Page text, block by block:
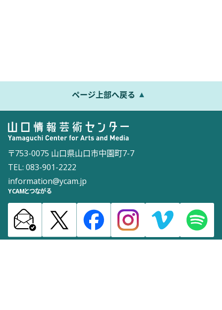
ページ上部へ戻る
〒753-0075 山口県山口市中園町7-7
TEL: 083-901-2222
information@ycam.jp
YCAMとつながる